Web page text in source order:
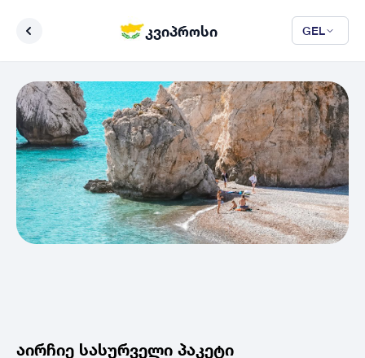
აირჩიე სასურველი პაკეტი
კვიპროსი GEL